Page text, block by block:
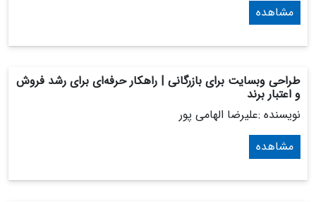
مشاهده
طراحی وبسایت برای بازرگانی | راهکار حرفه‌ای برای رشد فروش
و اعتبار برند
نویسنده :علیرضا الهامی پور
مشاهده